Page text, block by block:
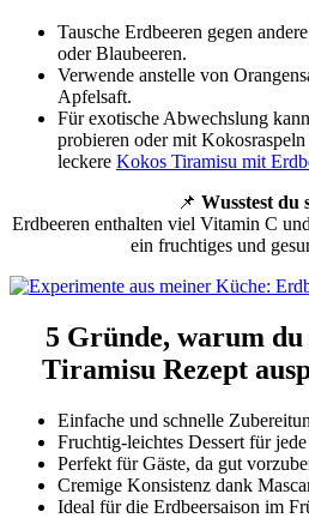
Tausche Erdbeeren gegen
oder Blaubeeren.
Verwende anstelle von
Apfelsaft.
Für exotische Abwechslung
probieren oder mit Kokosraspeln
leckere Kokos Tiramisu mit
📌 Wusstest du
Erdbeeren enthalten viel Vitamin C
ein fruchtiges und
5 Gründe, warum du
Tiramisu Rezept
Einfache und schnelle
Fruchtig-leichtes Dessert für
Perfekt für Gäste, da gut
Cremige Konsistenz dank
Ideal für die Erdbeersaison im